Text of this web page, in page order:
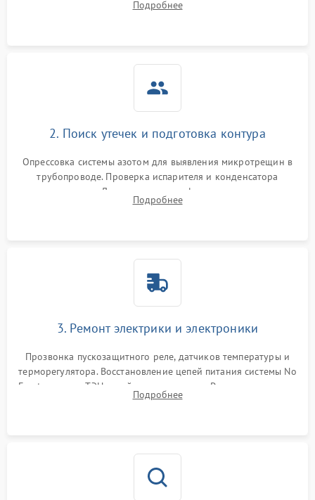
считывание кодов ошибок с электронного дисплея.
Подробнее
2. Поиск утечек и подготовка контура
Опрессовка системы азотом для выявления микротрещин в
трубопроводе. Проверка испарителя и конденсатора
течеискателем. Демонтаж старого фильтра-осушителя и
продувка капиллярной трубки для устранения засоров.
Подробнее
3. Ремонт электрики и электроники
Прозвонка пускозащитного реле, датчиков температуры и
терморегулятора. Восстановление цепей питания системы No
Frost, включая ТЭН оттайки и вентилятор. Ремонт или замена
платы управления при сбоях алгоритмов.
Подробнее